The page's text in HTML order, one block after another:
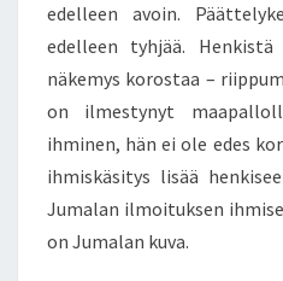
U
S
E
I
U
S
edelleen avoin.
edelleen tyhjää. Henkistä
näkemys korostaa –
on ilmestynyt
ihminen, hän ei ole edes
ihmiskäsitys lisää
Jumalan ilmoituksen
on Jumalan kuva.